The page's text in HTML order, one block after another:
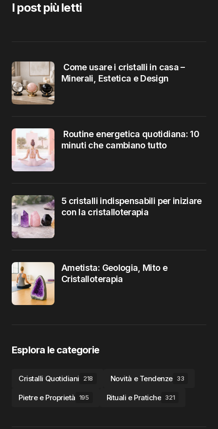
I post più letti
Come usare i cristalli in casa –
Minerali, Estetica e Design
Routine energetica quotidiana: 10
minuti che cambiano tutto
5 cristalli indispensabili per iniziare
con la cristalloterapia
Ametista: Geologia, Mito e
Cristalloterapia
Esplora le categorie
Cristalli Quotidiani 218 Novità e Tendenze 33
Pietre e Proprietà 195 Rituali e Pratiche 321